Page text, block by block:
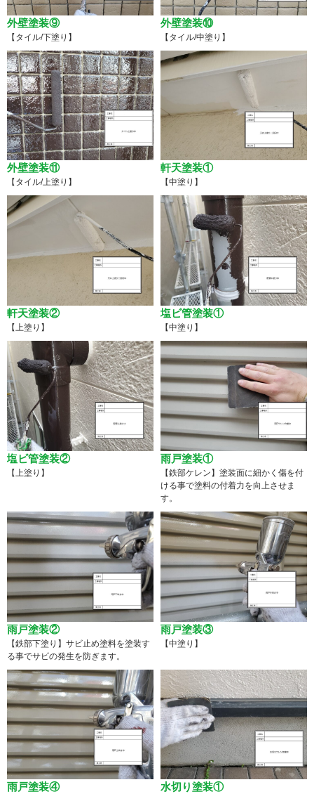
外壁塗装⑨
【タイル/下塗り】
外壁塗装⑩
【タイル/中塗り】
外壁塗装⑪
【タイル/上塗り】
軒天塗装①
【中塗り】
軒天塗装②
【上塗り】
塩ビ管塗装①
【中塗り】
塩ビ管塗装②
【上塗り】
雨戸塗装①
【鉄部ケレン】塗装面に細かく傷を付
ける事で塗料の付着力を向上させま
す。
雨戸塗装②
【鉄部下塗り】サビ止め塗料を塗装す
る事でサビの発生を防ぎます。
雨戸塗装③
【中塗り】
雨戸塗装④ 水切り塗装①